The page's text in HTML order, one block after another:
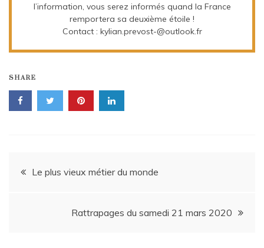
l’information, vous serez informés quand la France
remportera sa deuxième étoile !
Contact : kylian.prevost-@outlook.fr
SHARE
Navigation
Le plus vieux métier du monde
Rattrapages du samedi 21 mars 2020